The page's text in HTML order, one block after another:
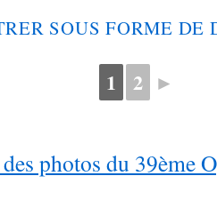
SOUS FORME
1 2 ►
photos du 39ème